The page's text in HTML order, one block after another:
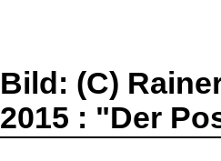
Bild: (C)
2015 : "Der